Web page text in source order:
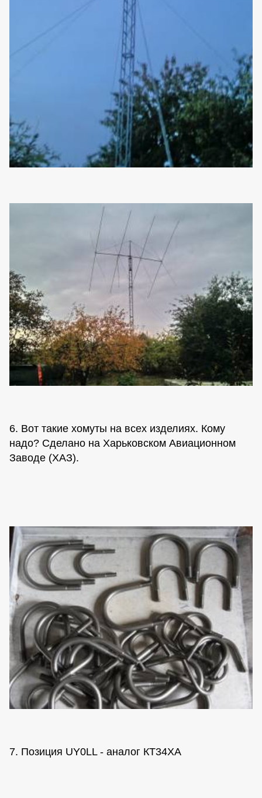
6. Вот такие хомуты на всех изделиях. Кому
надо? Сделано на Харьковском Авиационном
Заводе (ХАЗ).
7. Позиция UY0LL - аналог КТ34ХА